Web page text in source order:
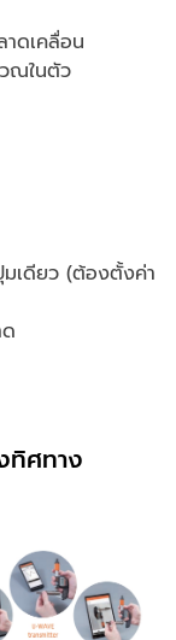
ดเคลื่อน
ณในตัว
เดียว (ต้องตั้งค่า
ทิศทาง